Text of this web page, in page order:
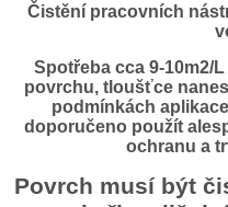
Čistění pracovních
Spotřeba cca9-10m2/
povrchu, tloušťce
podmínkách
doporučeno použít
ochranu a
Povrch musí být